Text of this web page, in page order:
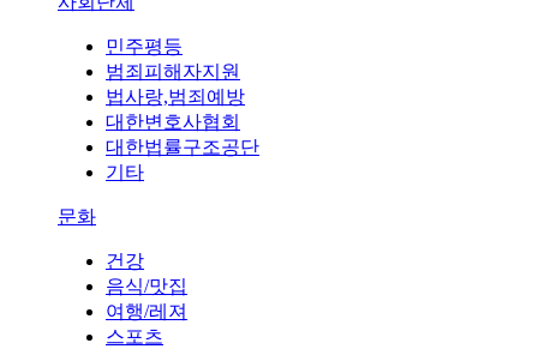
민주평등
범죄피해자지원
법사랑,범죄예방
대한변호사협회
대한법률구조공단
기타
문화
건강
음식/맛집
여행/레져
스포츠